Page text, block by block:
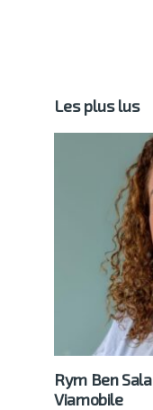
Les plus lus
Rym Ben
Viamobile